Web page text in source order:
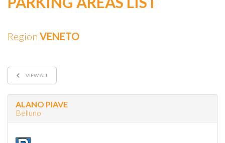
Region VENETO
VIEW ALL
ALANO PIAVE
Belluno